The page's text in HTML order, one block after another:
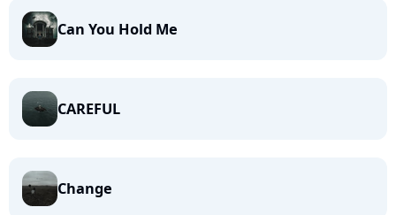
Can You Hold Me
CAREFUL
Change